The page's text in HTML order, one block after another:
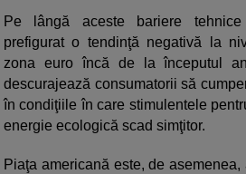
Pe lângă aceste bariere
prefigurat o tendinţă negativă la
zona euro încă de la începutul
descurajează consumatorii să
în condiţiile în care stimulentele
energie ecologică scad simţitor.
Piaţa americană este, de